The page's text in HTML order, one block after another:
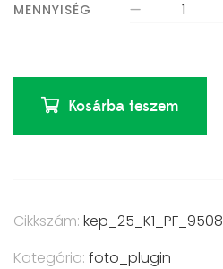
MENNYISÉG
Kosárba teszem
Cikkszám: kep_25_K1_PF_9508
Kategória: foto_plugin